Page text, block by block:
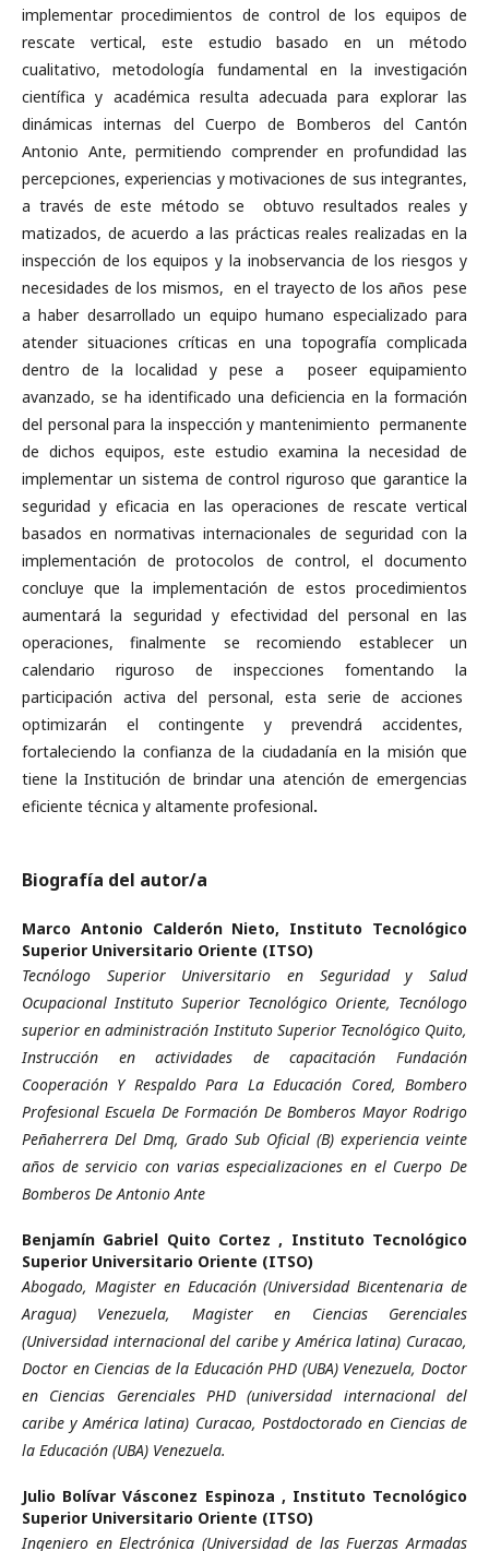
implementar procedimientos de control de los equipos de
rescate vertical, este estudio basado en un método
cualitativo, metodología fundamental en la investigación
científica y académica resulta adecuada para explorar las
dinámicas internas del Cuerpo de Bomberos del Cantón
Antonio Ante, permitiendo comprender en profundidad las
percepciones, experiencias y motivaciones de sus integrantes,
a través de este método se obtuvo resultados reales y
matizados, de acuerdo a las prácticas reales realizadas en la
inspección de los equipos y la inobservancia de los riesgos y
necesidades de los mismos, en el trayecto de los años pese
a haber desarrollado un equipo humano especializado para
atender situaciones críticas en una topografía complicada
dentro de la localidad y pese a poseer equipamiento
avanzado, se ha identificado una deficiencia en la formación
del personal para la inspección y mantenimiento permanente
de dichos equipos, este estudio examina la necesidad de
implementar un sistema de control riguroso que garantice la
seguridad y eficacia en las operaciones de rescate vertical
basados en normativas internacionales de seguridad con la
implementación de protocolos de control, el documento
concluye que la implementación de estos procedimientos
aumentará la seguridad y efectividad del personal en las
operaciones, finalmente se recomiendo establecer un
calendario riguroso de inspecciones fomentando la
participación activa del personal, esta serie de acciones
optimizarán el contingente y prevendrá accidentes,
fortaleciendo la confianza de la ciudadanía en la misión que
tiene la Institución de brindar una atención de emergencias
eficiente técnica y altamente profesional.
Biografía del autor/a
Marco Antonio Calderón Nieto, Instituto Tecnológico
Superior Universitario Oriente (ITSO)
Tecnólogo Superior Universitario en Seguridad y Salud
Ocupacional Instituto Superior Tecnológico Oriente, Tecnólogo
superior en administración Instituto Superior Tecnológico Quito,
Instrucción en actividades de capacitación Fundación
Cooperación Y Respaldo Para La Educación Cored, Bombero
Profesional Escuela De Formación De Bomberos Mayor Rodrigo
Peñaherrera Del Dmq, Grado Sub Oficial (B) experiencia veinte
años de servicio con varias especializaciones en el Cuerpo De
Bomberos De Antonio Ante
Benjamín Gabriel Quito Cortez , Instituto Tecnológico
Superior Universitario Oriente (ITSO)
Abogado, Magister en Educación (Universidad Bicentenaria de
Aragua) Venezuela, Magister en Ciencias Gerenciales
(Universidad internacional del caribe y América latina) Curacao,
Doctor en Ciencias de la Educación PHD (UBA) Venezuela, Doctor
en Ciencias Gerenciales PHD (universidad internacional del
caribe y América latina) Curacao, Postdoctorado en Ciencias de
la Educación (UBA) Venezuela.
Julio Bolívar Vásconez Espinoza , Instituto Tecnológico
Superior Universitario Oriente (ITSO)
Ingeniero en Electrónica (Universidad de las Fuerzas Armadas